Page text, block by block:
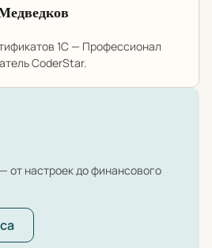
1С — Профессионал
CoderStar.
от настроек до финансового